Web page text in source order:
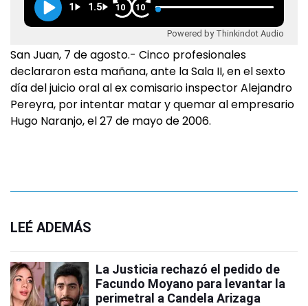
1 1.5 10 10
Powered by Thinkindot Audio
San Juan, 7 de agosto.- Cinco profesionales
declararon esta mañana, ante la Sala II, en el sexto
día del juicio oral al ex comisario inspector Alejandro
Pereyra, por intentar matar y quemar al empresario
Hugo Naranjo, el 27 de mayo de 2006.
LEÉ ADEMÁS
La Justicia rechazó el pedido de
Facundo Moyano para levantar la
perimetral a Candela Arizaga